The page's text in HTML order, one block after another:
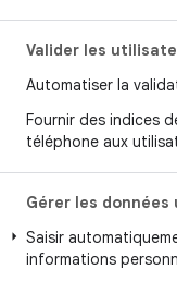
Valider les
Automatiser la
Fournir des indices
téléphone aux
Gérer les
Saisir
informations